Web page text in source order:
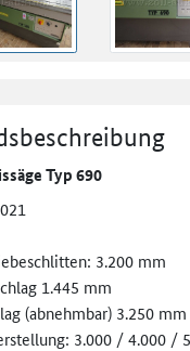
Typ 690
3.200 mm
1.445 mm
(abnehmbar) 3.250 mm
3.000 / 4.000 /